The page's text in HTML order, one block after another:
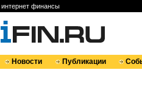
интернет финансы
Новости Публикации